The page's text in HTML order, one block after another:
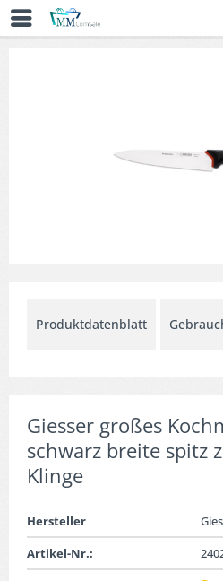
Übersicht
Produktdatenblatt
Giesser großes
schwarz breite spitz
Klinge
Hersteller
Artikel-Nr.: